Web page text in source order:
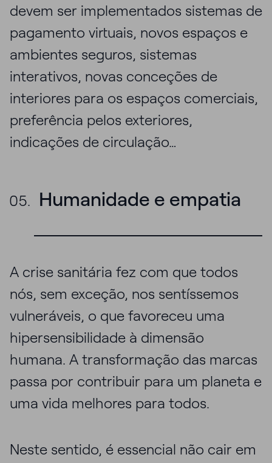
devem ser implementados sistemas de
pagamento virtuais, novos espaços e
ambientes seguros, sistemas
interativos, novas conceções de
interiores para os espaços comerciais,
preferência pelos exteriores,
indicações de circulação…
Humanidade e empatia
A crise sanitária fez com que todos
nós, sem exceção, nos sentíssemos
vulneráveis, o que favoreceu uma
hipersensibilidade à dimensão
humana. A transformação das marcas
passa por contribuir para um planeta e
uma vida melhores para todos.
Neste sentido, é essencial não cair em